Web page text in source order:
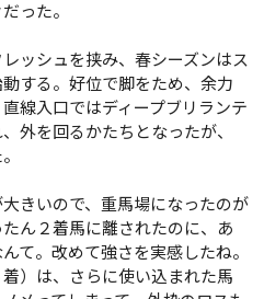
った。
ッシュを挟み、春シーズンはス
する。好位で脚をため、余力
線入口ではディープブリランテ
外を回るかたちとなったが、
大きいので、重馬場になったのが
ん２着馬に離されたのに、あ
て。改めて強さを実感したね。
）は、さらに使い込まれた馬